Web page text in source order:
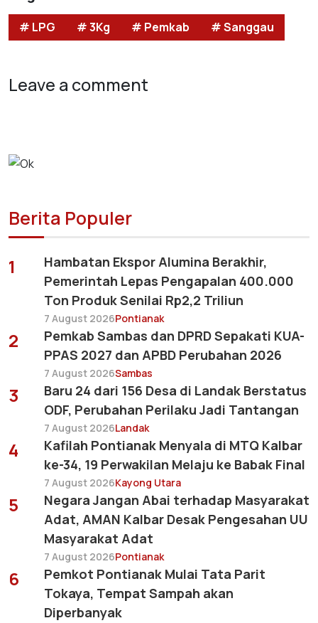
# LPG # 3Kg # Pemkab # Sanggau
Leave a comment
Berita Populer
1
Hambatan Ekspor Alumina Berakhir,
Pemerintah Lepas Pengapalan 400.000
Ton Produk Senilai Rp2,2 Triliun
7 August 2026Pontianak
2
Pemkab Sambas dan DPRD Sepakati KUA-
PPAS 2027 dan APBD Perubahan 2026
7 August 2026Sambas
3
Baru 24 dari 156 Desa di Landak Berstatus
ODF, Perubahan Perilaku Jadi Tantangan
7 August 2026Landak
4
Kafilah Pontianak Menyala di MTQ Kalbar
ke-34, 19 Perwakilan Melaju ke Babak Final
7 August 2026Kayong Utara
5
Negara Jangan Abai terhadap Masyarakat
Adat, AMAN Kalbar Desak Pengesahan UU
Masyarakat Adat
7 August 2026Pontianak
6
Pemkot Pontianak Mulai Tata Parit
Tokaya, Tempat Sampah akan
Diperbanyak